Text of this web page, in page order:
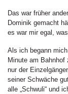
Das war früher
Dominik gemacht
es war mir egal,
Als ich begann
Minute am
nur der
seiner Schwäche
alle „Schwuli“ und